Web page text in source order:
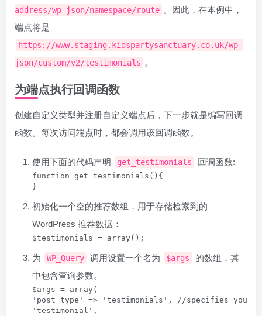
address/wp-json/namespace/route 。因此，在本例中，
端点将是
https://www.staging.kidspartysanctuary.co.uk/wp-
json/custom/v2/testimonials 。
为端点执行回调函数
创建自定义类型并注册自定义端点后，下一步就是编写回调
函数。每次访问端点时，都会调用该回调函数。
使用下面的代码声明 get_testimonials 回调函数:
function get_testimonials(){
}
初始化一个空的推荐数组，用于存储检索到的
WordPress 推荐数据：
$testimonials = array();
为 WP_Query 调用设置一个名为 $args
的数组，其
中包含查询参数。
$args = array(
'post_type' => 'testimonials', //specifies you
'testimonial',